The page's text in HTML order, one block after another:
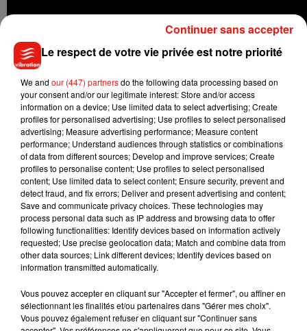
Musique
5 août 2026
Benny Blanco invite Selena Gomez et
Becky G sur son nouveau single
Le respect de votre vie privée est notre priorité
We and our (447) partnersdo the following data processing based on
your consent and/or our legitimate interest: Store and/or access
information on a device; Use limited data to select advertising; Create
profiles for personalised advertising; Use profiles to select personalised
advertising; Measure advertising performance; Measure content
performance; Understand audiences through statistics or combinations
of data from different sources; Develop and improve services; Create
profiles to personalise content; Use profiles to select personalised
content; Use limited data to select content; Ensure security, prevent and
detect fraud, and fix errors; Deliver and present advertising and content;
Save and communicate privacy choices. These technologies may
process personal data such as IP address and browsing data to offer
following functionalities: Identify devices based on information actively
requested; Use precise geolocation data; Match and combine data from
other data sources; Link different devices; Identify devices based on
information transmitted automatically.
Vous pouvez accepter en cliquant sur "Accepter et fermer", ou affiner en
sélectionnant les finalités et/ou partenaires dans "Gérer mes choix".
Vous pouvez également refuser en cliquant sur "Continuer sans
Continuer sans accepter